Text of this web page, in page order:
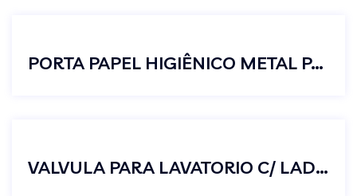
PORTA PAPEL HIGIÊNICO METAL PAREDE BANHEIRO C/ TAMPA PREMIUM
VALVULA PARA LAVATORIO C/ LADRAO